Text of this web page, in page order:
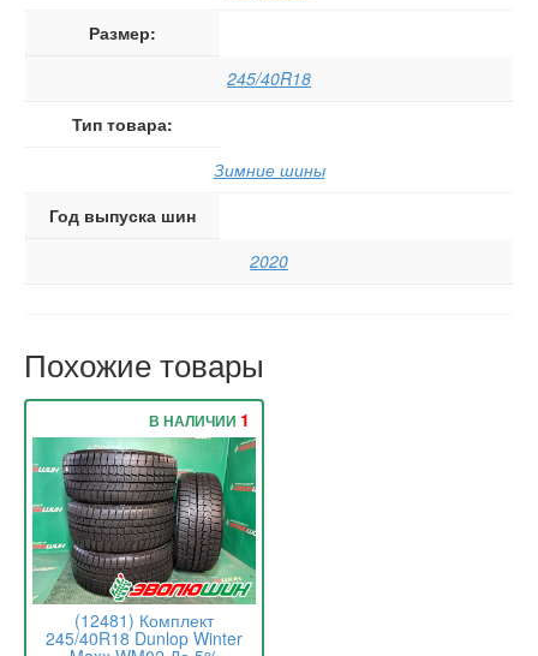
Размер:
245/40R18
Тип товара:
Зимние шины
Год выпуска шин
2020
Похожие товары
(12481) Комплект
245/40R18 Dunlop Winter
В НАЛИЧИИ 1